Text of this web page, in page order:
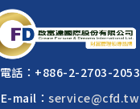
電話： +886-2-2703-2053
E-mail：service@cfd.tw